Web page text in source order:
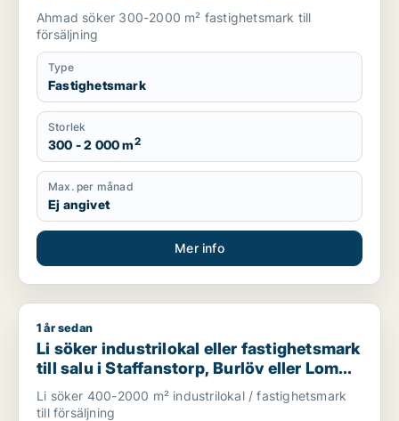
Ahmad söker 300-2000 m² fastighetsmark till
försäljning
Type
Fastighetsmark
Storlek
300 - 2 000 m2
Max. per månad
Ej angivet
Mer info
Li söker industrilokal eller fastighetsmark till salu i
1 år sedan
Li söker industrilokal eller fastighetsmark
till salu i Staffanstorp, Burlöv eller Lomma
m.fl.
Li söker 400-2000 m² industrilokal / fastighetsmark
till försäljning